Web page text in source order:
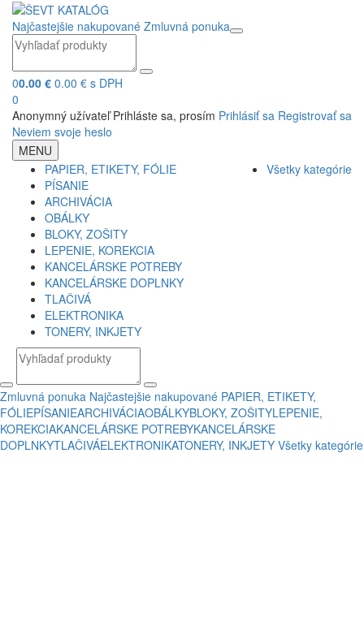
Najčastejšie nakupované Zmluvná ponuka
00.00 € 0.00 € s DPH
0
Anonymný užívateľ Prihláste sa, prosím Prihlásiť sa Registrovať sa
Neviem svoje heslo
MENU
PAPIER, ETIKETY, FÓLIE
PÍSANIE
ARCHIVÁCIA
OBÁLKY
BLOKY, ZOŠITY
LEPENIE, KOREKCIA
KANCELÁRSKE POTREBY
KANCELÁRSKE DOPLNKY
TLAČIVÁ
ELEKTRONIKA
TONERY, INKJETY
Všetky kategórie
Zmluvná ponuka Najčastejšie nakupované PAPIER, ETIKETY,
FÓLIEPÍSANIEARCHIVÁCIAOBÁLKYBLOKY, ZOŠITYLEPENIE,
KOREKCIAKANCELÁRSKE POTREBYKANCELÁRSKE
DOPLNKYTLAČIVÁELEKTRONIKATONERY, INKJETY Všetky kategórie